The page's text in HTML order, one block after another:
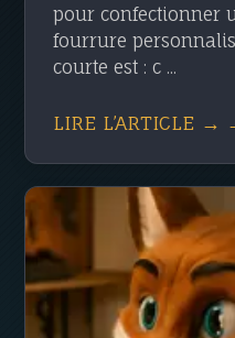
pour confectionner
fourrure
courte est : c ...
LIRE L’ARTICLE →